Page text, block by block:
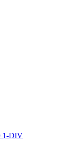
1-DIV